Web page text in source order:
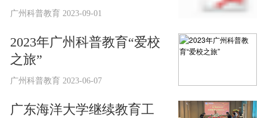
广州科普教育 2023-09-01
2023年广州科普教育“爱校
之旅”
广州科普教育 2023-06-07
广东海洋大学继续教育工